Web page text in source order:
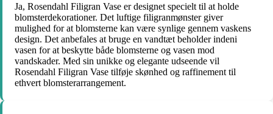
Ja, Rosendahl Filigran Vase er designet specielt til at holde
blomsterdekorationer. Det luftige filigranmønster giver
mulighed for at blomsterne kan være synlige gennem vaskens
design. Det anbefales at bruge en vandtæt beholder indeni
vasen for at beskytte både blomsterne og vasen mod
vandskader. Med sin unikke og elegante udseende vil
Rosendahl Filigran Vase tilføje skønhed og raffinement til
ethvert blomsterarrangement.